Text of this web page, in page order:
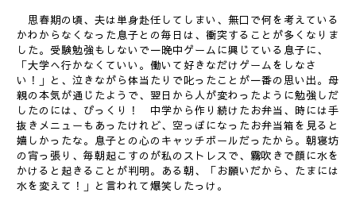
思春期の頃、夫は単身赴任してしまい、無口で何を考えている
かわからなくなった息子との毎日は、衝突することが多くなりま
した。受験勉強もしないで一晩中ゲームに興じている息子に、
「大学へ行かなくていい。働いて好きなだけゲームをしなさ
い！」と、泣きながら体当たりで叱ったことが一番の思い出。母
親の本気が通じたようで、翌日から人が変わったように勉強しだ
したのには、びっくり！ 中学から作り続けたお弁当、時には手
抜きメニューもあったけれど、空っぽになったお弁当箱を見ると
嬉しかったな。息子との心のキャッチボールだったから。朝寝坊
の宵っ張り、毎朝起こすのが私のストレスで、霧吹きで顔に水を
かけると起きることが判明。ある朝、「お願いだから、たまには
水を変えて！」と言われて爆笑したっけ。